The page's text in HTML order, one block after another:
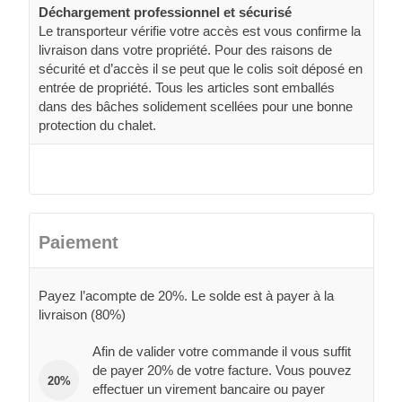
Déchargement professionnel et sécurisé
Le transporteur vérifie votre accès est vous confirme la
livraison dans votre propriété. Pour des raisons de
sécurité et d’accès il se peut que le colis soit déposé en
entrée de propriété. Tous les articles sont emballés
dans des bâches solidement scellées pour une bonne
protection du chalet.
Paiement
Payez l’acompte de 20%. Le solde est à payer à la
livraison (80%)
20%
Afin de valider votre commande il vous suffit
de payer 20% de votre facture. Vous pouvez
effectuer un virement bancaire ou payer